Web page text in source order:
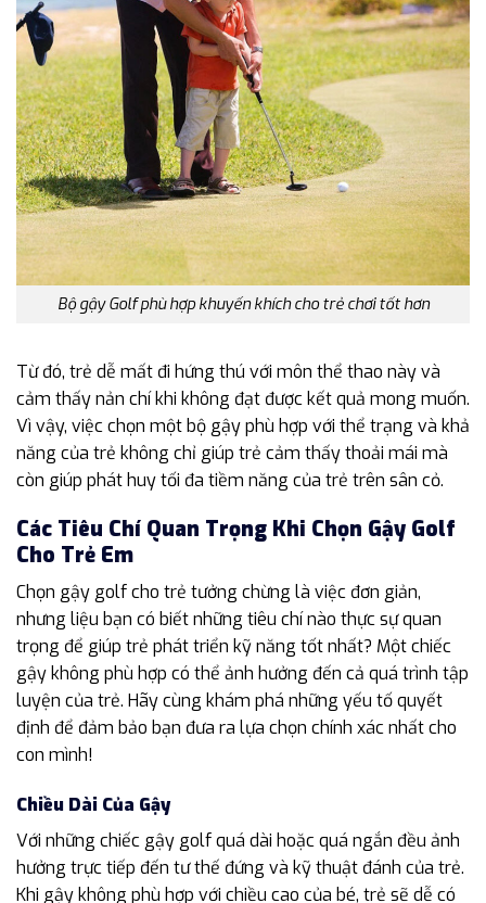
Bộ gậy Golf phù hợp khuyến khích cho trẻ chơi tốt hơn
Từ đó, trẻ dễ mất đi hứng thú với môn thể thao này và
cảm thấy nản chí khi không đạt được kết quả mong muốn.
Vì vậy, việc chọn một bộ gậy phù hợp với thể trạng và khả
năng của trẻ không chỉ giúp trẻ cảm thấy thoải mái mà
còn giúp phát huy tối đa tiềm năng của trẻ trên sân cỏ.
Các Tiêu Chí Quan Trọng Khi Chọn Gậy Golf
Cho Trẻ Em
Chọn gậy golf cho trẻ tưởng chừng là việc đơn giản,
nhưng liệu bạn có biết những tiêu chí nào thực sự quan
trọng để giúp trẻ phát triển kỹ năng tốt nhất? Một chiếc
gậy không phù hợp có thể ảnh hưởng đến cả quá trình tập
luyện của trẻ. Hãy cùng khám phá những yếu tố quyết
định để đảm bảo bạn đưa ra lựa chọn chính xác nhất cho
con mình!
Chiều Dài Của Gậy
Với những chiếc gậy golf quá dài hoặc quá ngắn đều ảnh
hưởng trực tiếp đến tư thế đứng và kỹ thuật đánh của trẻ.
Khi gậy không phù hợp với chiều cao của bé, trẻ sẽ dễ có